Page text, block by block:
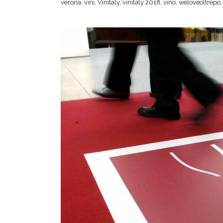
verona, vini, Vinitaly, vinitaly 2018, vino, weloveoltrepo,